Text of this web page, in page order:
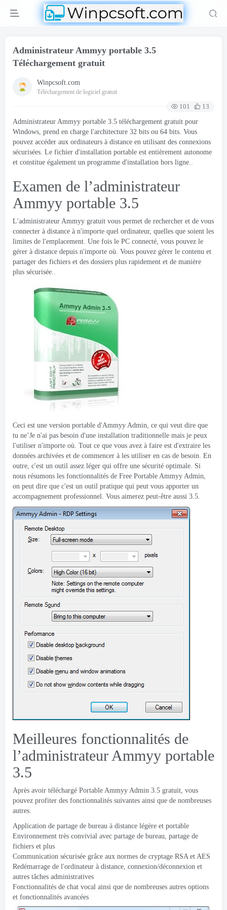
Administrateur Ammyy portable 3.5
Téléchargement gratuit
Winpcsoft.com
Téléchargement de logiciel gratuit
101
13
Administrateur Ammyy portable 3.5 téléchargement gratuit pour
Windows, prend en charge l'architecture 32 bits ou 64 bits. Vous
pouvez accéder aux ordinateurs à distance en utilisant des connexions
sécurisées. Le fichier d'installation portable est entièrement autonome
et constitue également un programme d'installation hors ligne..
Examen de l’administrateur
Ammyy portable 3.5
L'administrateur Ammyy gratuit vous permet de rechercher et de vous
connecter à distance à n'importe quel ordinateur, quelles que soient les
limites de l'emplacement. Une fois le PC connecté, vous pouvez le
gérer à distance depuis n'importe où. Vous pouvez gérer le contenu et
partager des fichiers et des dossiers plus rapidement et de manière
plus sécurisée..
Ceci est une version portable d'Ammyy Admin, ce qui veut dire que
tu ne’Je n'ai pas besoin d'une installation traditionnelle mais je peux
l'utiliser n'importe où. Tout ce que vous avez à faire est d'extraire les
données archivées et de commencer à les utiliser en cas de besoin. En
outre, c'est un outil assez léger qui offre une sécurité optimale. Si
nous résumons les fonctionnalités de Free Portable Ammyy Admin,
on peut dire que c'est un outil pratique qui peut vous apporter un
accompagnement professionnel. Vous aimerez peut-être aussi 3.5.
Meilleures fonctionnalités de
l’administrateur Ammyy portable
3.5
Après avoir téléchargé Portable Ammyy Admin 3.5 gratuit, vous
pouvez profiter des fonctionnalités suivantes ainsi que de nombreuses
autres.
Application de partage de bureau à distance légère et portable
Environnement très convivial avec partage de bureau, partage de
fichiers et plus
Communication sécurisée grâce aux normes de cryptage RSA et AES
Redémarrage de l'ordinateur à distance, connexion/déconnexion et
autres tâches administratives
Fonctionnalités de chat vocal ainsi que de nombreuses autres options
et fonctionnalités avancées